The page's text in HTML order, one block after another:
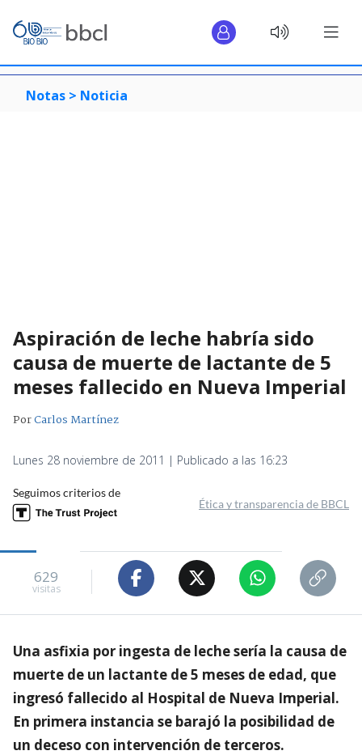
Notas > Noticia
Aspiración de leche habría sido
causa de muerte de lactante de 5
meses fallecido en Nueva Imperial
PorCarlos Martínez
Lunes 28 noviembre de 2011 | Publicado a las 16:23
Seguimos criterios de
Ética y transparencia de BBCL
629
visitas
Una asfixia por ingesta de leche sería la causa de
muerte de un lactante de 5 meses de edad, que
ingresó fallecido al Hospital de Nueva Imperial.
En primera instancia se barajó la posibilidad de
un deceso con intervención de terceros.